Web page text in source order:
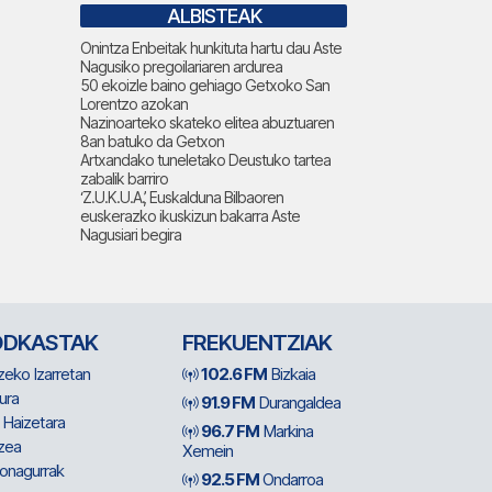
ALBISTEAK
Onintza Enbeitak hunkituta hartu dau Aste
Nagusiko pregoilariaren ardurea
50 ekoizle baino gehiago Getxoko San
Lorentzo azokan
Nazinoarteko skateko elitea abuztuaren
8an batuko da Getxon
Artxandako tuneletako Deustuko tartea
zabalik barriro
‘Z.U.K.U.A.’, Euskalduna Bilbaoren
euskerazko ikuskizun bakarra Aste
Nagusiari begira
Izarretan
FREKUENTZIAK
102.6 FM Bizkaia
91.9 FM Durangaldea
96.7 FM Markina
Xemein
92.5 FMOndarroa